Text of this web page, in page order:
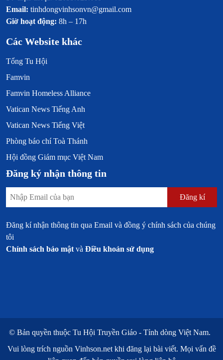
Email: tinhdongvinhsonvn@gmail.com
Giờ hoạt động: 8h – 17h
Các Website khác
Tổng Tu Hội
Famvin
Famvin Homeless Alliance
Vatican News Tiếng Anh
Vatican News Tiếng Việt
Phòng báo chí Toà Thánh
Hội đồng Giám mục Việt Nam
Đăng ký nhận thông tin
Đăng kí
Đăng kí nhận thông tin qua Email và đồng ý chính sách của chúng
tôi
Chính sách bảo mật và Điều khoản sử dụng
© Bản quyền thuộc Tu Hội Truyền Giáo - Tỉnh dòng Việt Nam.
Vui lòng trích nguồn Vinhson.net khi đăng lại bài viết. Mọi vấn đề